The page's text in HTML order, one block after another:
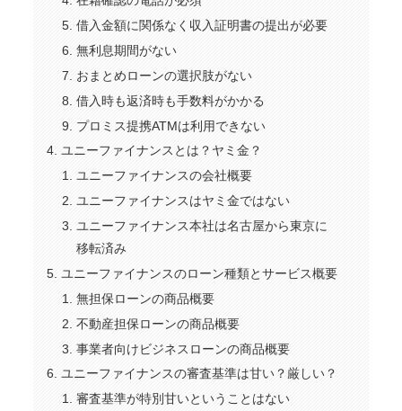
借入金額に関係なく収入証明書の提出が必要
無利息期間がない
おまとめローンの選択肢がない
借入時も返済時も手数料がかかる
プロミス提携ATMは利用できない
ユニーファイナンスとは？ヤミ金？
ユニーファイナンスの会社概要
ユニーファイナンスはヤミ金ではない
ユニーファイナンス本社は名古屋から東京に
移転済み
ユニーファイナンスのローン種類とサービス概要
無担保ローンの商品概要
不動産担保ローンの商品概要
事業者向けビジネスローンの商品概要
ユニーファイナンスの審査基準は甘い？厳しい？
審査基準が特別甘いということはない